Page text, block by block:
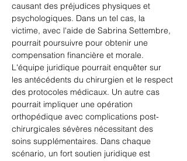
causant des préjudices physiques et
psychologiques. Dans un tel cas, la
victime, avec l'aide de Sabrina Settembre,
pourrait poursuivre pour obtenir une
compensation financière et morale.
L'équipe juridique pourrait enquêter sur
les antécédents du chirurgien et le respect
des protocoles médicaux. Un autre cas
pourrait impliquer une opération
orthopédique avec complications post-
chirurgicales sévères nécessitant des
soins supplémentaires. Dans chaque
scénario, un fort soutien juridique est